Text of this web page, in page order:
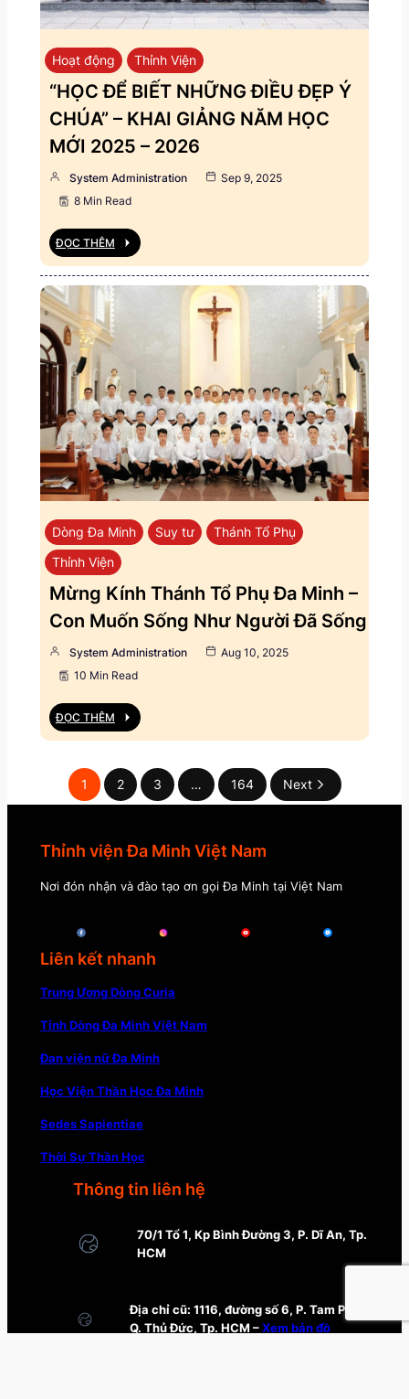
Hoạt động Thỉnh Viện
“HỌC ĐỂ BIẾT NHỮNG ĐIỀU ĐẸP Ý
CHÚA” – KHAI GIẢNG NĂM HỌC
MỚI 2025 – 2026
System Administration
Sep 9, 2025
8 Min Read
ĐỌC THÊM
Dòng Đa Minh Suy tư
Thánh Tổ Phụ
Thỉnh Viện
Mừng Kính Thánh Tổ Phụ Đa Minh –
Con Muốn Sống Như Người Đã Sống
System Administration
Aug 10, 2025
10 Min Read
ĐỌC THÊM
1 2 3 … 164 Next
Thỉnh viện Đa Minh Việt Nam
Nơi đón nhận và đào tạo ơn gọi Đa Minh tại Việt Nam
Liên kết nhanh
Trung Ương Dòng Curia
Tỉnh Dòng Đa Minh Việt Nam
Đan viện nữ Đa Minh
Học Viện Thần Học Đa Minh
Sedes Sapientiae
Thời Sự Thần Học
Thông tin liên hệ
70/1 Tổ 1, Kp Bình Đường 3, P. Dĩ An, Tp.
HCM
Địa chỉ cũ: 1116, đường số 6, P. Tam Phú,
Q. Thủ Đức, Tp. HCM –Xem bản đồ